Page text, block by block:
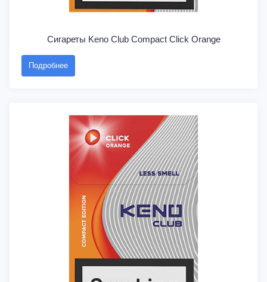
Сигареты Keno Club Compact Click Orange
Подробнее